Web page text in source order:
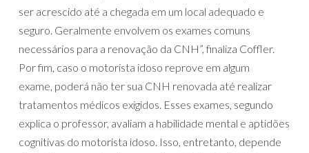
ser acrescido até a chegada em um local adequado e
seguro. Geralmente envolvem os exames comuns
necessários para a renovação da CNH”, finaliza Coffler.
Por fim, caso o motorista idoso reprove em algum
exame, poderá não ter sua CNH renovada até realizar
tratamentos médicos exigidos. Esses exames, segundo
explica o professor, avaliam a habilidade mental e aptidões
cognitivas do motorista idoso. Isso, entretanto, depende